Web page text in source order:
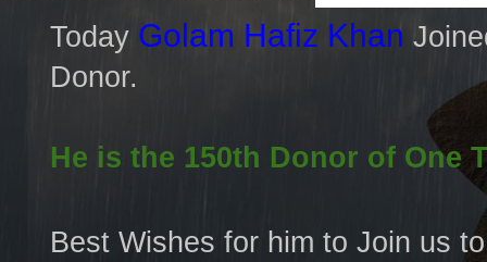
Today Golam Hafiz Khan
Donor.
He is the 150th Donor of One
Best Wishes for him to Join us